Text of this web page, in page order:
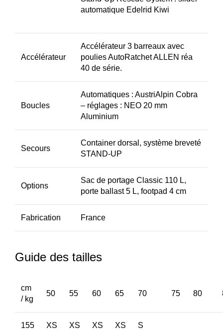
automatique Edelrid Kiwi
Accélérateur
Accélérateur 3 barreaux avec
poulies AutoRatchet ALLEN réa
40 de série.
Boucles
Automatiques : AustriAlpin Cobra
– réglages : NEO 20 mm
Aluminium
Secours
Container dorsal, système breveté
STAND-UP
Options
Sac de portage Classic 110 L,
porte ballast 5 L, footpad 4 cm
Fabrication France
Guide des tailles
cm
/ kg
50 55 60 65 70 75 80
155 XS XS XS XS S